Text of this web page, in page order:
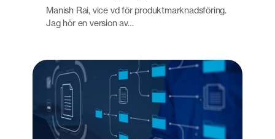
Manish Rai, vice vd för produktmarknadsföring.
Jag hör en version av…